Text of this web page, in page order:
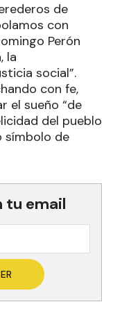
de
con
Perón
la
social”.
con fe,
el sueño “de
del pueblo
símbolo de
tu email